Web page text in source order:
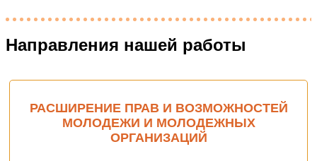
Направления нашей работы
РАСШИРЕНИЕ ПРАВ И ВОЗМОЖНОСТЕЙ
МОЛОДЕЖИ И МОЛОДЕЖНЫХ
ОРГАНИЗАЦИЙ